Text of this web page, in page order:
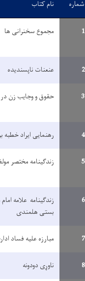
شماره نام کتاب
1 مجموع سخنرانی ها
2 عنعنات ناپسندیده
3 حقوق و وجایب زن در
4 رهنمایی ایراد خطبه
5 زندگینامه مختصر
6
زندگینامه علامه
بستی هلمندی
7 مبارزه علیه فساد
8 ناوړی دودونه